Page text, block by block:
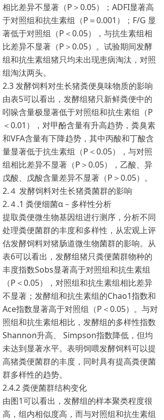
相比差异不显著（P＞0.05）；ADFI显著高
于对照组和抗生素组（P＝0.001）；F/G 显
著低于对照组（P＜0.05），与抗生素组相
比差异不显著（P＞0.05）。试验期间发酵
组和抗生素组猪只均未出现患病淘汰，对照
组淘汰两头。
2.3 发酵饲料对生长猪粪便臭味物质的影响
由表5可以看出，发酵组猪只新鲜粪便中的
吲哚含量极显著低于对照组和抗生素组（P
＜0.01），对甲酚含量有升高趋势，粪臭素
和VFA含量有下降趋势，其中丙酸和丁酸含
量显著低于抗生素组（P＜0.05），与对照
组相比差异不显著（P＞0.05），乙酸、异
戊酸、戊酸含量差异不显著（P＞0.05）。
2.４ 发酵饲料对生长猪粪菌群的影响
2.４.1 粪便细菌α－多样性分析
提取粪便微生物基因组进行测序，分析不同
处理粪便菌群的丰度和多样性，从宏观上评
估发酵饲料对猪肠道微生物菌群的影响。从
表6可以看出，发酵组猪只粪便菌群物种的
丰度指数Sobs显著高于对照组和抗生素组
（P＜0.05），对照组和抗生素组相比差异
不显著；发酵组和抗生素组的Chao1指数和
Ace指数显著高于对照组（P＜0.05）。与对
照组和抗生素组相比，发酵组的多样性指数
Shannon升高、 Simpson指数降低，但均
未达到显著水平。表明饲喂发酵饲料可以提
高猪粪便菌群的丰度，同时具有提高粪便菌
群多样性的趋势。
2.4.2 粪便菌群结构变化
由图1可以看出，发酵组的样本聚类程度很
高，组内相似度高，而与对照组和抗生素组